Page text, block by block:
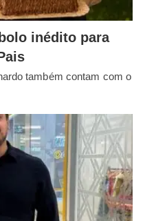
inédito para
também contam com o